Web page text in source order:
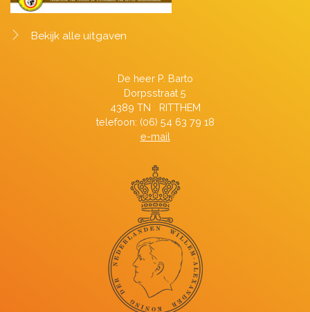
Bekijk alle uitgaven
De heer P. Barto
Dorpsstraat 5
4389 TN RITTHEM
telefoon: (06) 54 63 79 18
e-mail